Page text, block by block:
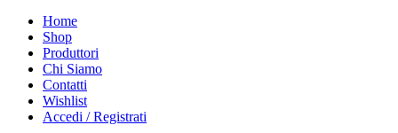
Home
Shop
Produttori
Chi Siamo
Contatti
Wishlist
Accedi / Registrati